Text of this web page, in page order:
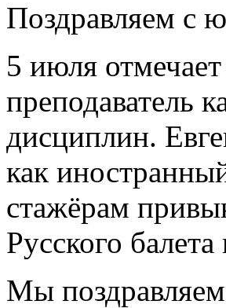
Поздравляем с
5 июля
преподаватель
дисциплин.
как
стажёрам
Русского
Мы